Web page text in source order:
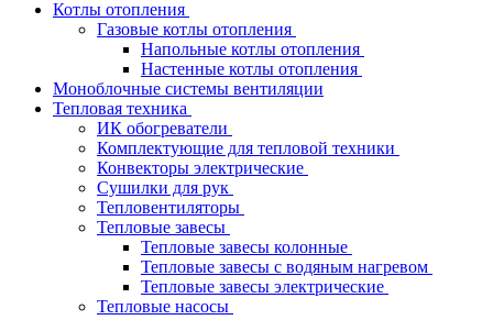
Котлы отопления
Газовые котлы отопления
Напольные котлы отопления
Настенные котлы отопления
Моноблочные системы вентиляции
Тепловая техника
ИК обогреватели
Комплектующие для тепловой техники
Конвекторы электрические
Сушилки для рук
Тепловентиляторы
Тепловые завесы
Тепловые завесы колонные
Тепловые завесы с водяным нагревом
Тепловые завесы электрические
Тепловые насосы